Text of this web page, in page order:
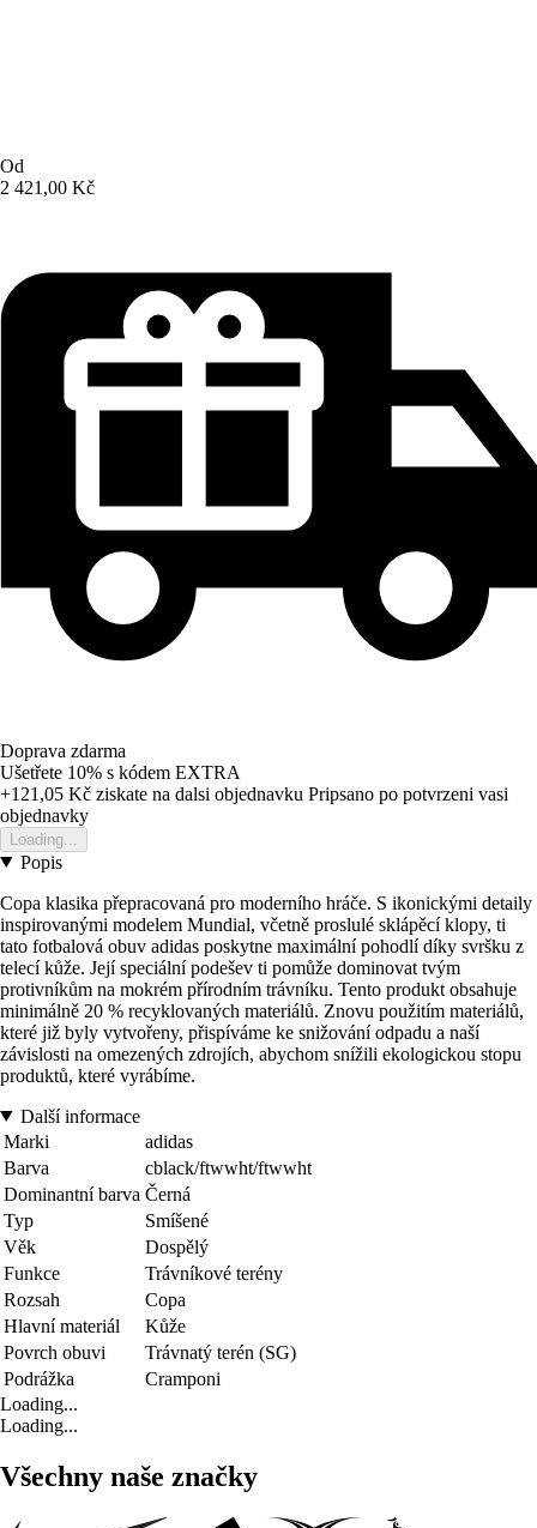
Od
2 421,00 Kč
Doprava zdarma
Ušetřete 10% s kódem EXTRA
+121,05 Kč ziskate na dalsi objednavku Pripsano po potvrzeni vasi
objednavky
Loading...
Popis
Copa klasika přepracovaná pro moderního hráče. S ikonickými detaily
inspirovanými modelem Mundial, včetně proslulé sklápěcí klopy, ti
tato fotbalová obuv adidas poskytne maximální pohodlí díky svršku z
telecí kůže. Její speciální podešev ti pomůže dominovat tvým
protivníkům na mokrém přírodním trávníku. Tento produkt obsahuje
minimálně 20 % recyklovaných materiálů. Znovu použitím materiálů,
které již byly vytvořeny, přispíváme ke snižování odpadu a naší
závislosti na omezených zdrojích, abychom snížili ekologickou stopu
produktů, které vyrábíme.
Další informace
Marki
adidas
Barva
cblack/ftwwht/ftwwht
Dominantní barva Černá
Typ
Smíšené
Věk
Dospělý
Funkce
Trávníkové terény
Rozsah
Copa
Hlavní materiál
Kůže
Povrch obuvi
Trávnatý terén (SG)
Podrážka
Cramponi
Loading...
Loading...
Všechny naše značky